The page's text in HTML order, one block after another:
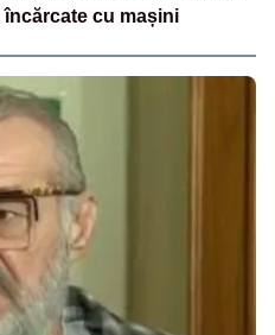
încărcate cu mașini